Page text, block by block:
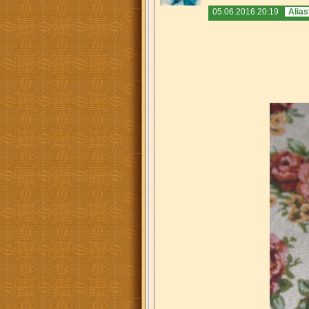
05.06.2016 20:19